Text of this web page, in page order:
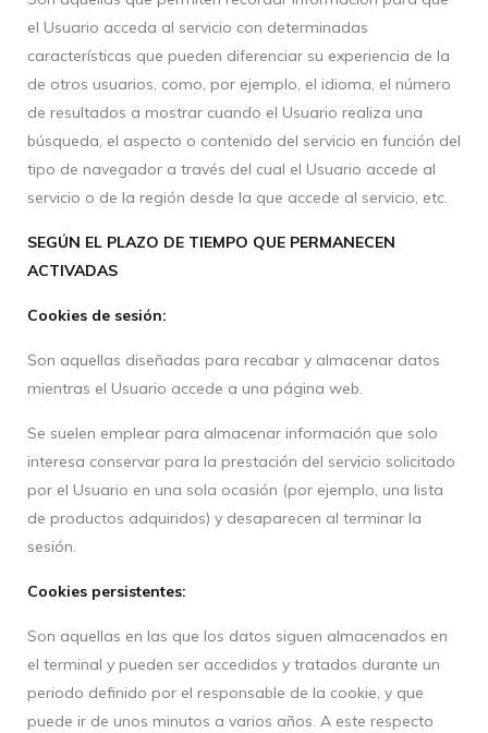
el Usuario acceda al servicio con determinadas
características que pueden diferenciar su experiencia de la
de otros usuarios, como, por ejemplo, el idioma, el número
de resultados a mostrar cuando el Usuario realiza una
búsqueda, el aspecto o contenido del servicio en función del
tipo de navegador a través del cual el Usuario accede al
servicio o de la región desde la que accede al servicio, etc.
SEGÚN EL PLAZO DE TIEMPO QUE PERMANECEN
ACTIVADAS
Cookies de sesión:
Son aquellas diseñadas para recabar y almacenar datos
mientras el Usuario accede a una página web.
Se suelen emplear para almacenar información que solo
interesa conservar para la prestación del servicio solicitado
por el Usuario en una sola ocasión (por ejemplo, una lista
de productos adquiridos) y desaparecen al terminar la
sesión.
Cookies persistentes:
Son aquellas en las que los datos siguen almacenados en
el terminal y pueden ser accedidos y tratados durante un
periodo definido por el responsable de la cookie, y que
puede ir de unos minutos a varios años. A este respecto